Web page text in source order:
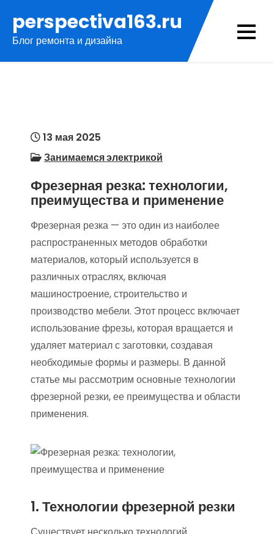
содержимому
perspectiva163.ru
Блог ремонта и дизайна
13 мая 2025
Занимаемся электрикой
Фрезерная резка: технологии,
преимущества и применение
Фрезерная резка — это один из наиболее
распространенных методов обработки
материалов, который используется в
различных отраслях, включая
машиностроение, строительство и
производство мебели. Этот процесс включает
использование фрезы, которая вращается и
удаляет материал с заготовки, создавая
необходимые формы и размеры. В данной
статье мы рассмотрим основные технологии
фрезерной резки, ее преимущества и области
применения.
1. Технологии фрезерной резки